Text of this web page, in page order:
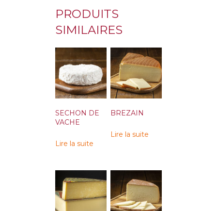
PRODUITS
SIMILAIRES
SECHON DE
VACHE
Lire la suite
BREZAIN
Lire la suite